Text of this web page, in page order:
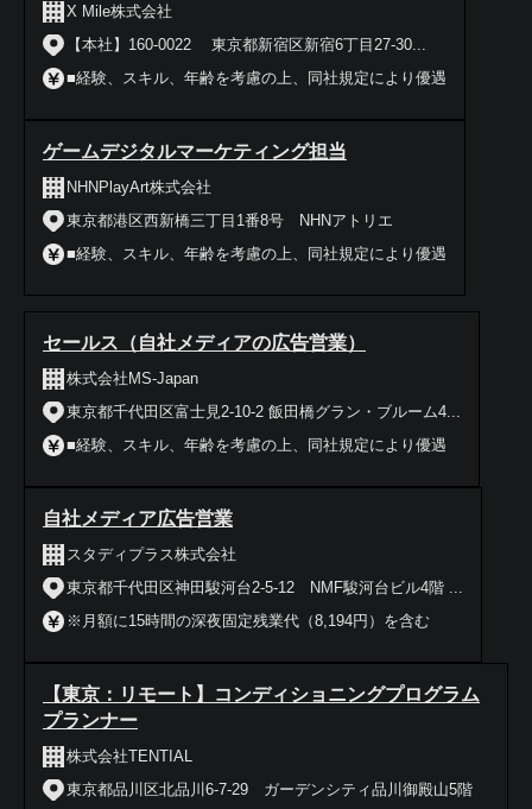
X Mile株式会社
【本社】160-0022 東京都新宿区新宿6丁目27-30...
■経験、スキル、年齢を考慮の上、同社規定により優遇
ゲームデジタルマーケティング担当
NHNPlayArt株式会社
東京都港区西新橋三丁目1番8号 NHNアトリエ
■経験、スキル、年齢を考慮の上、同社規定により優遇
セールス（自社メディアの広告営業）
株式会社MS-Japan
東京都千代田区富士見2-10-2 飯田橋グラン・ブルーム4...
■経験、スキル、年齢を考慮の上、同社規定により優遇
自社メディア広告営業
スタディプラス株式会社
東京都千代田区神田駿河台2-5-12 NMF駿河台ビル4階 ...
※月額に15時間の深夜固定残業代（8,194円）を含む
【東京：リモート】コンディショニングプログラム
プランナー
株式会社TENTIAL
東京都品川区北品川6-7-29 ガーデンシティ品川御殿山5階